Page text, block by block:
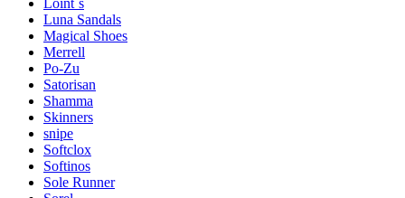
Loint`s
Luna Sandals
Magical Shoes
Merrell
Po-Zu
Satorisan
Shamma
Skinners
snipe
Softclox
Softinos
Sole Runner